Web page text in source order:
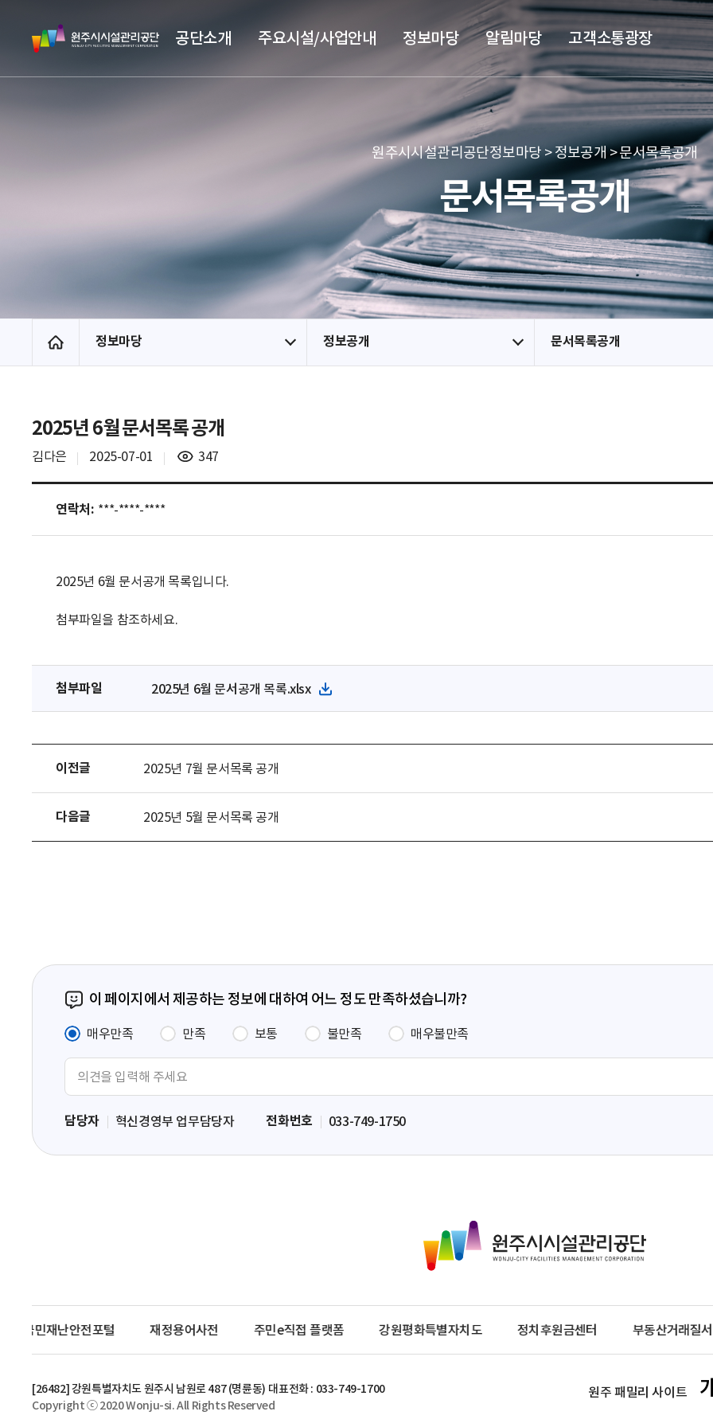
본문 바로가기
메뉴 바로가기
원
주
시
관
단
공단소개 주요시설/사업안내 정보마당 알림마당 고객소통광장
원주시시설관리공단정보마당 > 정보공개 > 문서목록공개
문서목록공개
홈 정보마당 정보공개 문서목록공개
2025년 6월 문서목록 공개
김다은 2025-07-01
조
347
연락처: ***-****-****
2025년 6월 문서공개 목록입니다.
첨부파일을 참조하세요.
첨부파일 2025년 6월 문서공개 목록.xlsx 파
일
운
이전글 2025년 7월 문서목록 공개
다음글 2025년 5월 문서목록 공개
이 페이지에서 제공하는 정보에 대하여 어느 정도 만족하셨습니까?
매우만족 만족 보통 불만족 매우불만족
력
담당자 혁신경영부 업무담당자 전화번호 033-749-1750
주
시
설
관
리
공
국민재난안전포털 재정용어사전 주민e직접 플랫폼 강원평화특별자치도 정치후원금센터 부동산거래질
[26482] 강원특별자치도 원주시 남원로 487 (명륜동) 대표전화 : 033-749-1700
Copyright ⓒ 2020 Wonju-si. All Rights Reserved
원주 패밀리 사이트